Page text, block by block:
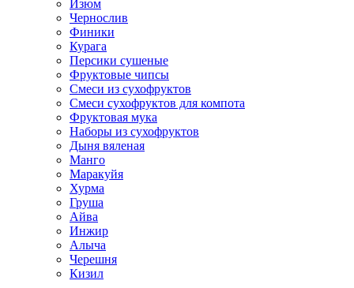
Изюм
Чернослив
Финики
Курага
Персики сушеные
Фруктовые чипсы
Смеси из сухофруктов
Смеси сухофруктов для компота
Фруктовая мука
Наборы из сухофруктов
Дыня вяленая
Манго
Маракуйя
Хурма
Груша
Айва
Инжир
Алыча
Черешня
Кизил